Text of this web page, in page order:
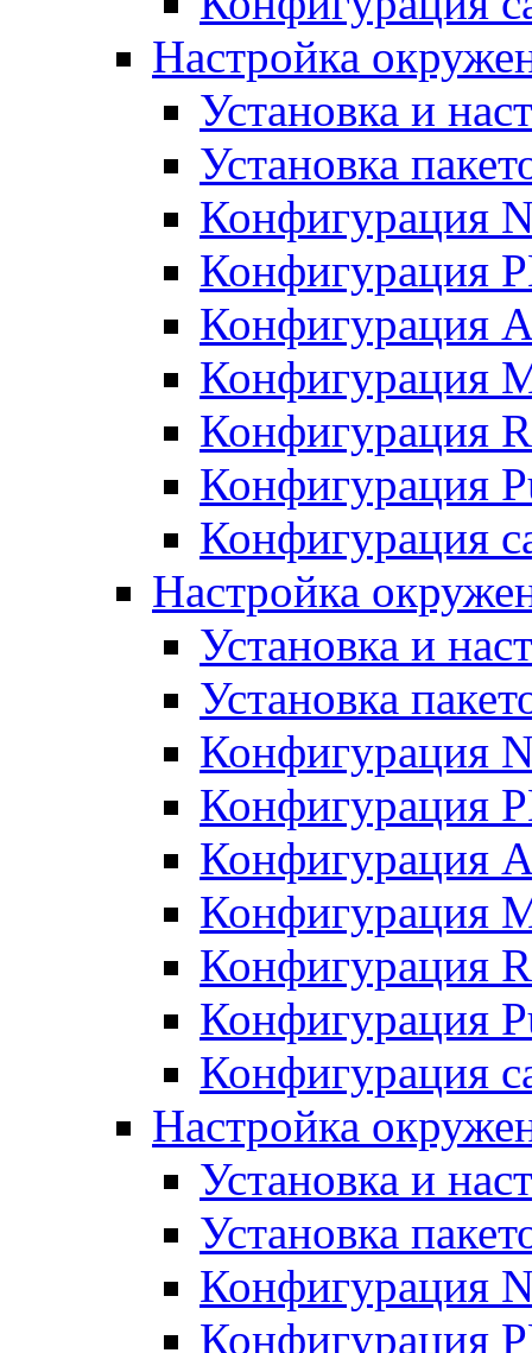
Настройка
Установка и
Установка
Конфигурация
Конфигурация
Конфигурация
Конфигурация
Конфигурация
Конфигурация
Конфигурация
Настройка
Установка и
Установка
Конфигурация
Конфигурация
Конфигурация
Конфигурация
Конфигурация
Конфигурация
Конфигурация
Настройка
Установка и
Установка
Конфигурация
Конфигурация